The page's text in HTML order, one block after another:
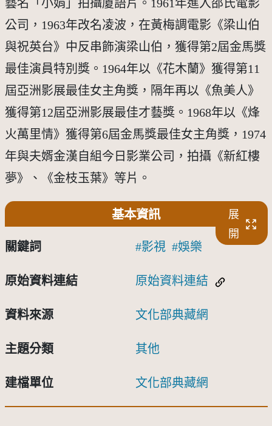
藝名「小娟」拍攝廈語片。1961年進入邵氏電影
公司，1963年改名凌波，在黃梅調電影《梁山伯
與祝英台》中反串飾演梁山伯，獲得第2屆金馬獎
最佳演員特別獎。1964年以《花木蘭》獲得第11
屆亞洲影展最佳女主角獎，隔年再以《魚美人》
獲得第12屆亞洲影展最佳才藝獎。1968年以《烽
火萬里情》獲得第6屆金馬獎最佳女主角獎，1974
年與夫婿金漢自組今日影業公司，拍攝《新紅樓
夢》、《金枝玉葉》等片。
基本資訊
展
開
關鍵詞 影視 娛樂
原始資料連結 原始資料連結
資料來源 文化部典藏網
主題分類 其他
建檔單位 文化部典藏網